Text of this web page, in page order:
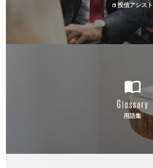
投信アシスト
用語集